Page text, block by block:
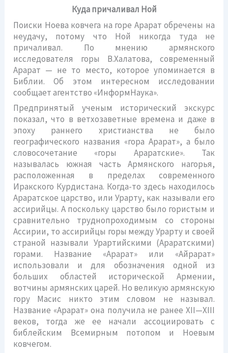
Куда причаливал Ной
Поиски Ноева ковчега на горе Арарат обречены на
неудачу, потому что Ной никогда туда не
причаливал. По мнению армянского
исследователя горы В.Халатова, современный
Арарат — не то место, которое упоминается в
Библии. Об этом интересном исследовании
сообщает агентство «ИнформНаука».
Предпринятый ученым исторический экскурс
показал, что в ветхозаветные времена и даже в
эпоху раннего христианства не было
географического названия «гора Арарат», а было
словосочетание «горы Араратские». Так
называлась южная часть Армянского нагорья,
расположенная в пределах современного
Иракского Курдистана. Когда-то здесь находилось
Араратское царство, или Урарту, как называли его
ассирийцы. А поскольку царство было гористым и
сравнительно труднопроходимым со стороны
Ассирии, то ассирийцы горы между Урарту и своей
страной называли Урартийскими (Араратскими)
горами. Название «Арарат» или «Айрарат»
использовали и для обозначения одной из
больших областей исторической Армении,
вотчины армянских царей. Но великую армянскую
гору Масис никто этим словом не называл.
Название «Арарат» она получила не ранее XII—XIII
веков, тогда же ее начали ассоциировать с
библейским Всемирным потопом и Ноевым
ковчегом.